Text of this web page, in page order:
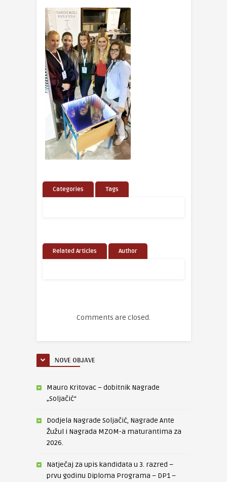
Categories Tags
Related Articles Author
Comments are closed.
NOVE OBJAVE
Mauro Kritovac – dobitnik Nagrade
„Soljačić“
Dodjela Nagrade Soljačić, Nagrade Ante
Žužul i Nagrada MZOM-a maturantima za
2026.
Natječaj za upis kandidata u 3. razred –
prvu godinu Diploma Programa – DP1 –